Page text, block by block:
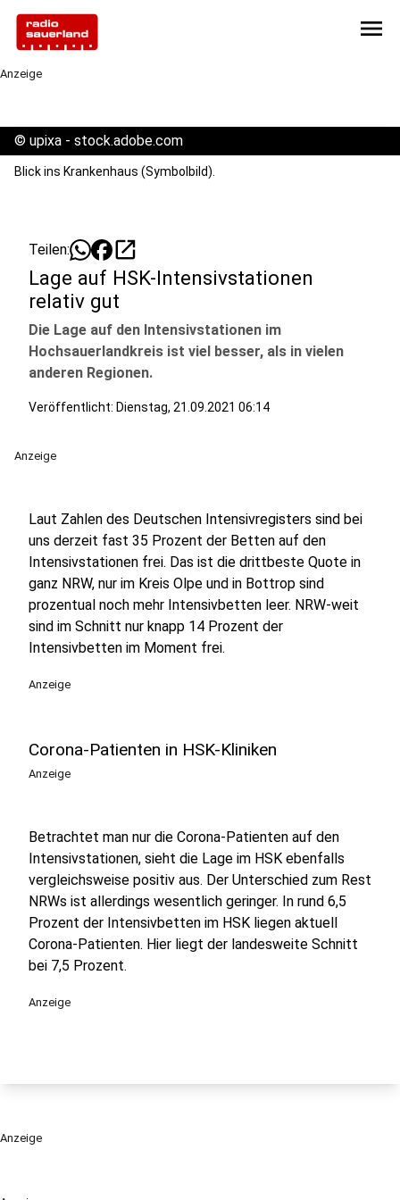
menu
Anzeige
© upixa - stock.adobe.com
Blick ins Krankenhaus (Symbolbild).
Teilen: open_in_new
Lage auf HSK-Intensivstationen
relativ gut
Die Lage auf den Intensivstationen im
Hochsauerlandkreis ist viel besser, als in vielen
anderen Regionen.
Veröffentlicht: Dienstag, 21.09.2021 06:14
Anzeige
Laut Zahlen des Deutschen Intensivregisters sind bei
uns derzeit fast 35 Prozent der Betten auf den
Intensivstationen frei. Das ist die drittbeste Quote in
ganz NRW, nur im Kreis Olpe und in Bottrop sind
prozentual noch mehr Intensivbetten leer. NRW-weit
sind im Schnitt nur knapp 14 Prozent der
Intensivbetten im Moment frei.
Anzeige
Corona-Patienten in HSK-Kliniken
Anzeige
Betrachtet man nur die Corona-Patienten auf den
Intensivstationen, sieht die Lage im HSK ebenfalls
vergleichsweise positiv aus. Der Unterschied zum Rest
NRWs ist allerdings wesentlich geringer. In rund 6,5
Prozent der Intensivbetten im HSK liegen aktuell
Corona-Patienten. Hier liegt der landesweite Schnitt
bei 7,5 Prozent.
Anzeige
Anzeige